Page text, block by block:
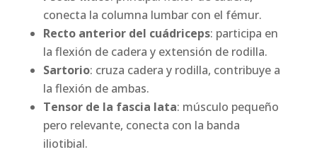
conecta la columna lumbar con el fémur.
Recto anterior del cuádriceps: participa en
la flexión de cadera y extensión de rodilla.
Sartorio: cruza cadera y rodilla, contribuye a
la flexión de ambas.
Tensor de la fascia lata: músculo pequeño
pero relevante, conecta con la banda
iliotibial.